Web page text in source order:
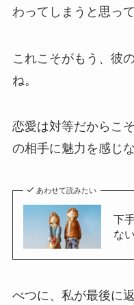
わってしまうと思っ
これこそがもう、彼
ね。
恋愛は対等だからこ
の相手に魅力を感じ
あわせて読みたい
下
な
べつに、私が最後に